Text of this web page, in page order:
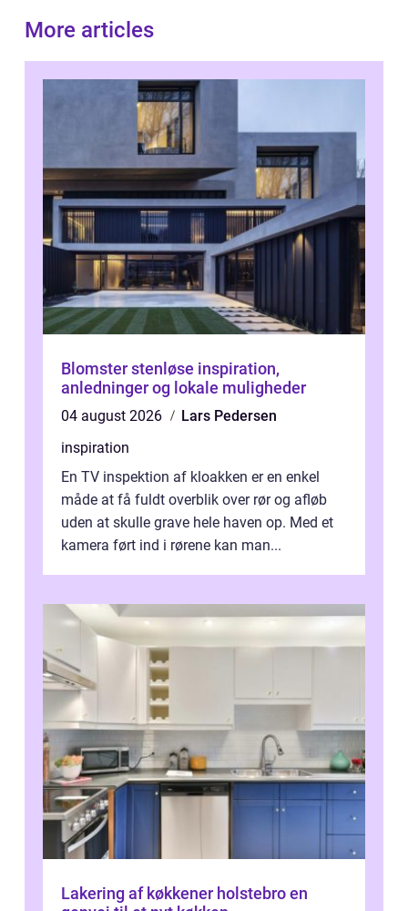
More articles
Blomster stenløse inspiration,
anledninger og lokale muligheder
04 august 2026
Lars Pedersen
inspiration
En TV inspektion af kloakken er en enkel
måde at få fuldt overblik over rør og afløb
uden at skulle grave hele haven op. Med et
kamera ført ind i rørene kan man...
Lakering af køkkener holstebro en